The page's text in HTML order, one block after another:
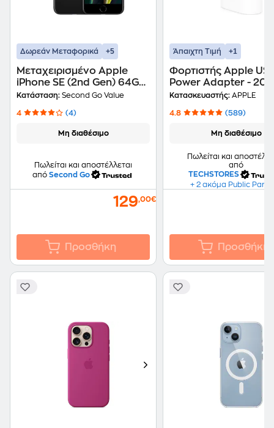
Δωρεάν Μεταφορικά +5
Μεταχειρισμένο Apple
iPhone SE (2nd Gen) 64GB
Black second go value
Κατάσταση: Second Go Value
4 (4)
Μη διαθέσιμο
Πωλείται και αποστέλλεται
από Second Go
129,00€
Προσθήκη
Άπαιχτη Τιμή +1
Φορτιστής Apple
Power Adapter - 20
Λευκό
Κατασκευαστής: APPLE
4.8 (589)
Μη διαθέσιμο
Πωλείται και
από
TECHSTORES
+ 2 ακόμα Public
Προσθήκη